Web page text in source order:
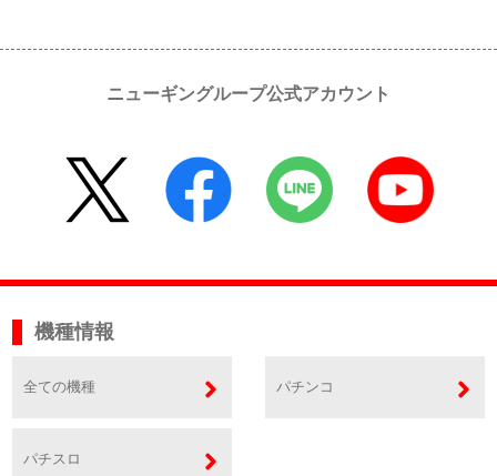
ニューギングループ公式アカウント
機種情報
全ての機種 パチンコ
パチスロ